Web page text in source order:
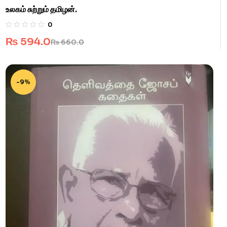
உலகம் சுற்றும் தமிழன்.
0
₨660.0
₨ 594.0
-9%